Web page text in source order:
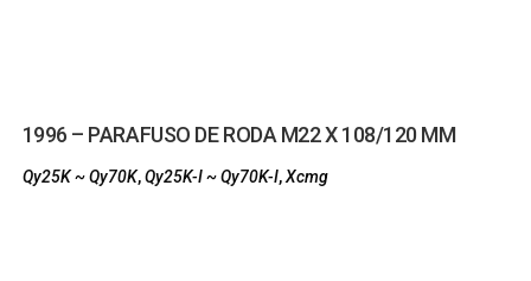
1996 – PARAFUSO DE RODA M22 X 108/120 MM
Qy25K ~ Qy70K,Qy25K-I ~ Qy70K-I,Xcmg